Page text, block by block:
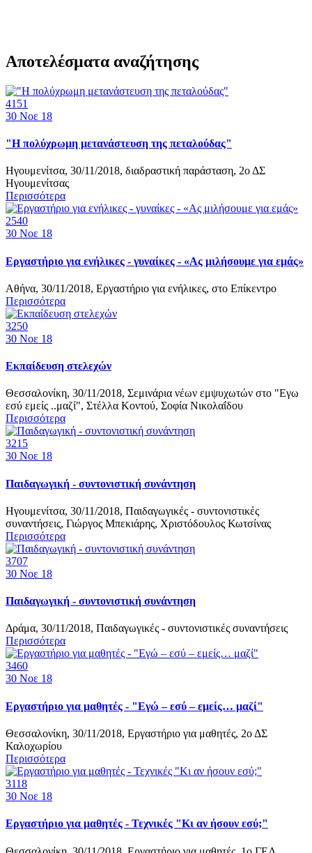
Αποτελέσματα αναζήτησης
4151
30 Νοε 18
"Η πολύχρωμη μετανάστευση της πεταλούδας"
Ηγουμενίτσα, 30/11/2018, διαδραστική παράσταση, 2ο ΔΣ
Ηγουμενίτσας
Περισσότερα
2540
30 Νοε 18
Εργαστήριο για ενήλικες - γυναίκες - «Ας μιλήσουμε για εμάς»
Αθήνα, 30/11/2018, Εργαστήριο για ενήλικες, στο Επίκεντρο
Περισσότερα
3250
30 Νοε 18
Εκπαίδευση στελεχών
Θεσσαλονίκη, 30/11/2018, Σεμινάρια νέων εμψυχωτών στο "Εγω
εσύ εμείς ..μαζί", Στέλλα Κοντού, Σοφία Νικολαΐδου
Περισσότερα
3215
30 Νοε 18
Παιδαγωγική - συντονιστική συνάντηση
Ηγουμενίτσα, 30/11/2018, Παιδαγωγικές - συντονιστικές
συναντήσεις, Γιώργος Μπεκιάρης, Χριστόδουλος Κωτσίνας
Περισσότερα
3707
30 Νοε 18
Παιδαγωγική - συντονιστική συνάντηση
Δράμα, 30/11/2018, Παιδαγωγικές - συντονιστικές συναντήσεις
Περισσότερα
3460
30 Νοε 18
Εργαστήριο για μαθητές - "Εγώ – εσύ – εμείς… μαζί"
Θεσσαλονίκη, 30/11/2018, Εργαστήριο για μαθητές, 2ο ΔΣ
Καλοχωρίου
Περισσότερα
3118
30 Νοε 18
Εργαστήριο για μαθητές - Τεχνικές "Κι αν ήσουν εσύ;"